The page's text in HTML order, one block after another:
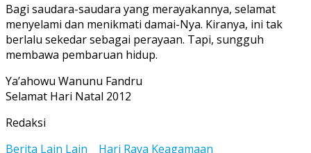
Bagi saudara-saudara yang merayakannya, selamat
menyelami dan menikmati damai-Nya. Kiranya, ini tak
berlalu sekedar sebagai perayaan. Tapi, sungguh
membawa pembaruan hidup.
Ya’ahowu Wanunu Fandru
Selamat Hari Natal 2012
Redaksi
Berita Lain Lain
Hari Raya Keagamaan